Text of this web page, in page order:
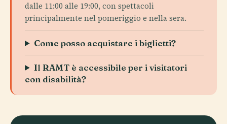
dalle 11:00 alle 19:00, con spettacoli
principalmente nel pomeriggio e nella sera.
Come posso acquistare i biglietti?
Il RAMT è accessibile per i visitatori
con disabilità?